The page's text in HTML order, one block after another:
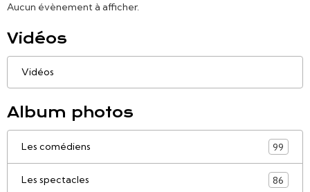
Aucun évènement à afficher.
Vidéos
Vidéos
Album photos
Les comédiens 99
Les spectacles 86